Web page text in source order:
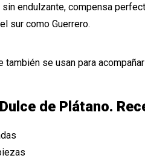
endulzante, compensa
sur como Guerrero.
también se usan para
de Plátano.